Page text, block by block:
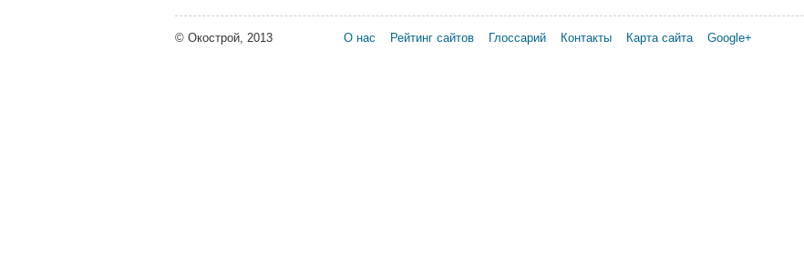
© Окострой, 2013 О нас Рейтинг сайтов Глоссарий Контакты Карта сайта Google+